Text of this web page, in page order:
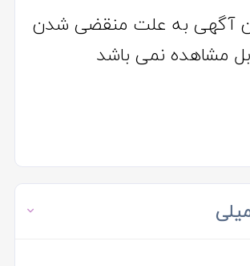
آگهی به علت منقضی شدن
مشاهده نمی باشد